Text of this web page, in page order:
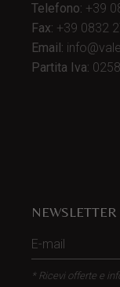
Telefono: +39
Fax: +39 0832
Email:
Partita Iva:
NEWSLETTER
* Ricevi offerte e